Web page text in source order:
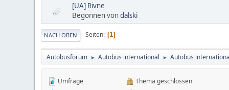
[UA] Rivne
Begonnen vondalski
NACH OBEN Seiten 1
Autobusforum ► Autobus international ► Autobus
Umfrage
Thema geschlossen